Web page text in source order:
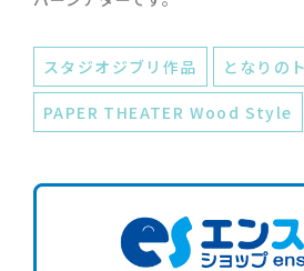
スタジオジブリ作品 となりの
PAPER THEATER Wood Style